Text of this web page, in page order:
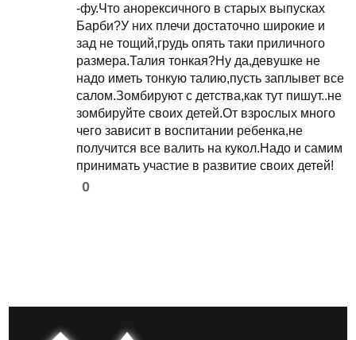
-фу.Что анорексичного в старых выпусках
Барби?У них плечи достаточно широкие и
зад не тощий,грудь опять таки приличного
размера.Талия тонкая?Ну да,девушке не
надо иметь тонкую талию,пусть заплывет все
салом.Зомбируют с детства,как тут пишут..не
зомбируйте своих детей.От взрослых много
чего зависит в воспитании ребенка,не
получится все валить на кукол.Надо и самим
принимать участие в развитие своих детей!
0